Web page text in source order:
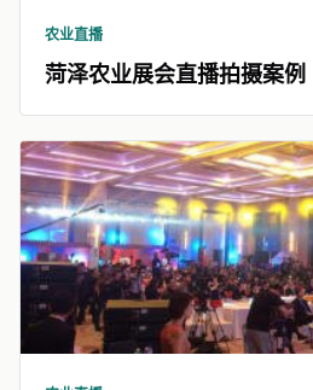
农业直播
菏泽农业展会直播拍摄案例